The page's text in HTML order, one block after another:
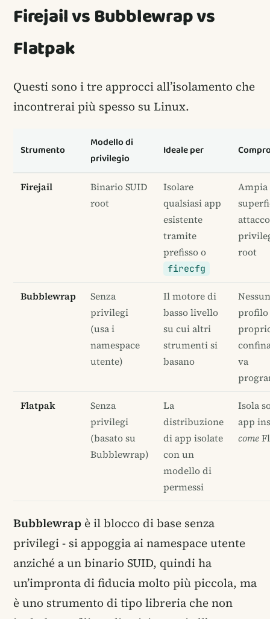
Firejail vs Bubblewrap vs
Flatpak
Questi sono i tre approcci all’isolamento che
incontrerai più spesso su Linux.
Strumento
Modello di
privilegio
Ideale per
Firejail
Binario SUID
root
Isolare
qualsiasi app
esistente
tramite
prefisso o
firecfg
Ampia
root
Bubblewrap
Senza
privilegi
(usa i
namespace
utente)
Il motore di
basso livello
su cui altri
strumenti si
basano
Nessun
profilo
va
Flatpak
Senza
privilegi
(basato su
Bubblewrap)
La
distribuzione
di app isolate
con un
modello di
permessi
Isola
app
come
Bubblewrap è il blocco di base senza
privilegi - si appoggia ai namespace utente
anziché a un binario SUID, quindi ha
un’impronta di fiducia molto più piccola, ma
è uno strumento di tipo libreria che non